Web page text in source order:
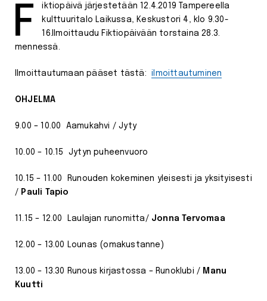
Fiktiopäivä järjestetään 12.4.2019 Tampereella
kulttuuritalo Laikussa, Keskustori 4, klo 9.30-
16.Ilmoittaudu Fiktiopäivään torstaina 28.3.
mennessä.
Ilmoittautumaan pääset tästä:ilmoittautuminen
OHJELMA
9.00 – 10.00 Aamukahvi / Jyty
10.00 – 10.15 Jytyn puheenvuoro
10.15 – 11.00 Runouden kokeminen yleisesti ja yksityisesti
/ Pauli Tapio
11.15 – 12.00 Laulajan runomitta/ Jonna Tervomaa
12.00 – 13.00 Lounas (omakustanne)
13.00 – 13.30 Runous kirjastossa – Runoklubi / Manu
Kuutti